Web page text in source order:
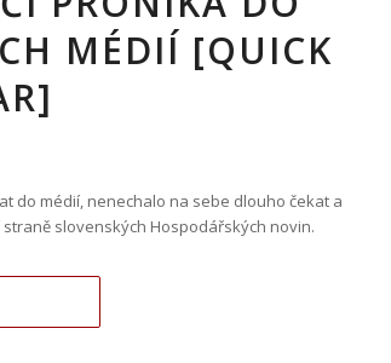
MÉDIÍ [QUICK
do médií, nenechalo na sebe dlouho čekat a
slovenských Hospodářských novin.